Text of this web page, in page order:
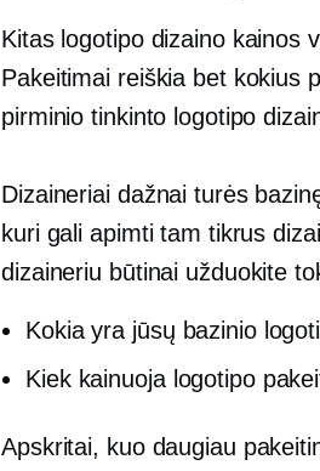
Kitas logotipo dizaino kainos
Pakeitimai reiškia bet kokius
pirminio tinkinto logotipo
Dizaineriai dažnai turės
kuri gali apimti tam tikrus
dizaineriu būtinai užduokite
Kokia yra jūsų bazinio
Kiek kainuoja logotipo
Apskritai, kuo daugiau